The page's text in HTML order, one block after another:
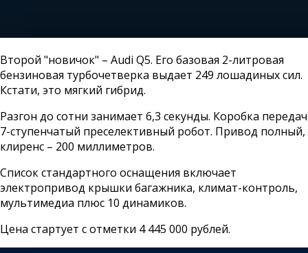
Второй "новичок" – Audi Q5. Его базовая 2-литровая
бензиновая турбочетверка выдает 249 лошадиных сил.
Кстати, это мягкий гибрид.
Разгон до сотни занимает 6,3 секунды. Коробка передач
7-ступенчатый преселективный робот. Привод полный,
клиренс – 200 миллиметров.
Список стандартного оснащения включает
электропривод крышки багажника, климат-контроль,
мультимедиа плюс 10 динамиков.
Цена стартует с отметки 4 445 000 рублей.